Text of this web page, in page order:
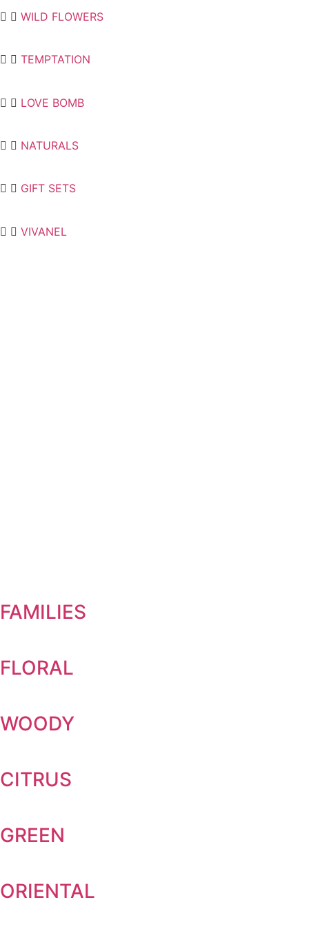
WILD FLOWERS
TEMPTATION
LOVE BOMB
NATURALS
GIFT SETS
VIVANEL
FAMILIES
FLORAL
WOODY
CITRUS
GREEN
ORIENTAL